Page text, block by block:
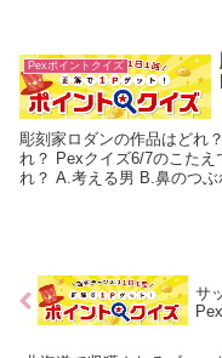
Pexポイントクイズ
彫刻家ロダンの作品はどれ
れ？ Pexクイズ6/7のこた
れ？ A.考える男 B.鼻のつ
サ